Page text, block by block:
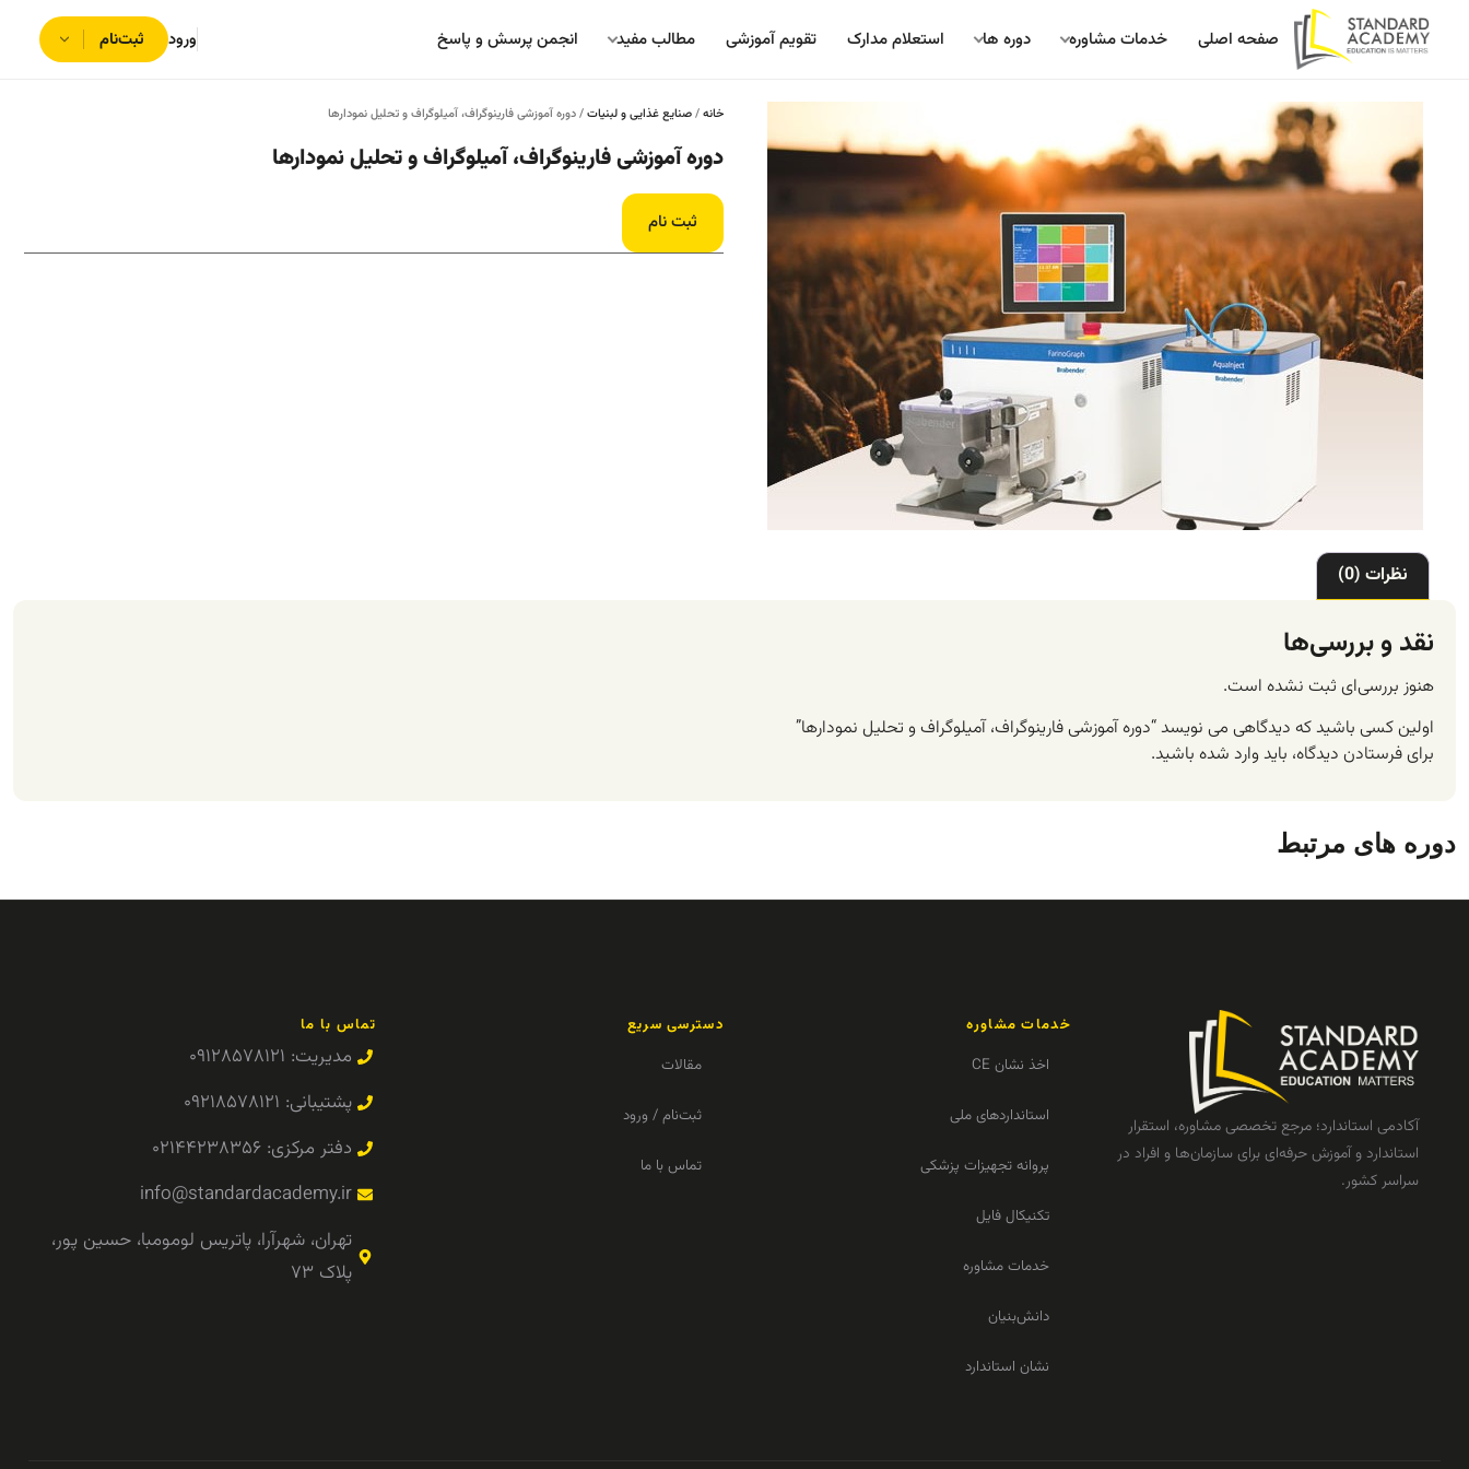
صفحه اصلی خدمات مشاوره دوره ها استعلام مدارک تقویم آموزشی مطالب مفید انجمن پرسش و پاسخ ورود ثبت‌نام
خانه/صنایع غذایی و لبنیات/ دوره آموزشی فارینوگراف، آمیلوگراف و تحلیل نمودارها
دوره آموزشی فارینوگراف، آمیلوگراف و تحلیل نمودارها
ثبت نام
نظرات (0)
نقد و بررسی‌ها
هنوز بررسی‌ای ثبت نشده است.
اولین کسی باشید که دیدگاهی می نویسد “دوره آموزشی فارینوگراف، آمیلوگراف و تحلیل نمودارها”
برای فرستادن دیدگاه، بایدوارد شده باشید.
دوره های مرتبط
آکادمی استاندارد؛ مرجع تخصصی مشاوره، استقرار
استاندارد و آموزش حرفه‌ای برای سازمان‌ها و افراد در
سراسر کشور.
خدمات مشاوره
اخذ نشان CE
استانداردهای ملی
پروانه تجهیزات پزشکی
تکنیکال فایل
خدمات مشاوره
دانش‌بنیان
نشان استاندارد
دسترسی سریع
مقالات
ثبت‌نام / ورود
تماس با ما
تماس با ما
مدیریت: ۰۹۱۲۸۵۷۸۱۲۱
پشتیبانی: ۰۹۲۱۸۵۷۸۱۲۱
دفتر مرکزی: ۰۲۱۴۴۲۳۸۳۵۶
info@standardacademy.ir
تهران، شهرآرا، پاتریس لومومبا، حسین پور،
پلاک ۷۳